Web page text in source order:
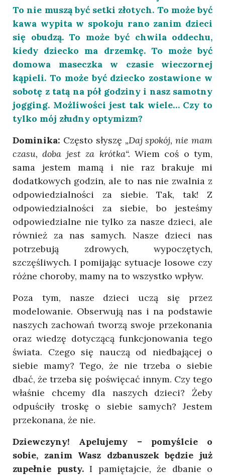
To nie muszą być setki złotych. To może być
kawa wypita w spokoju rano zanim dzieci
się obudzą. To może być chwila oddechu,
kiedy dziecko ma drzemkę. To może być
domowa maseczka w czasie wieczornej
kąpieli. To może być dziecko zostawione w
sobotę z tatą na pół godziny i nasz samotny
jogging. Możliwości jest tak wiele… Czy to
tylko mój złudny optymizm?
Dominika: Często słyszę „Daj spokój, nie mam
czasu, doba jest za krótka“. Wiem coś o tym,
sama jestem mamą i nie raz brakuje mi
dodatkowych godzin, ale to nas nie zwalnia z
odpowiedzialności za siebie. Tak, tak! Z
odpowiedzialności za siebie, bo jesteśmy
odpowiedzialne nie tylko za nasze dzieci, ale
również za nas samych. Nasze dzieci nas
potrzebują zdrowych, wypoczętych,
szczęśliwych. I pomijając sytuacje losowe czy
różne choroby, mamy na to wszystko wpływ.
Poza tym, nasze dzieci uczą się przez
modelowanie. Obserwują nas i na podstawie
naszych zachowań tworzą swoje przekonania
oraz wiedzę dotyczącą funkcjonowania tego
świata. Czego się nauczą od niedbającej o
siebie mamy? Tego, że nie trzeba o siebie
dbać, że trzeba się poświęcać innym. Czy tego
właśnie chcemy dla naszych dzieci? Żeby
odpuściły troskę o siebie samych? Jestem
przekonana, że nie.
Dziewczyny! Apelujemy – pomyślcie o
sobie, zanim Wasz dzbanuszek będzie już
zupełnie pusty.I pamiętajcie, że dbanie o